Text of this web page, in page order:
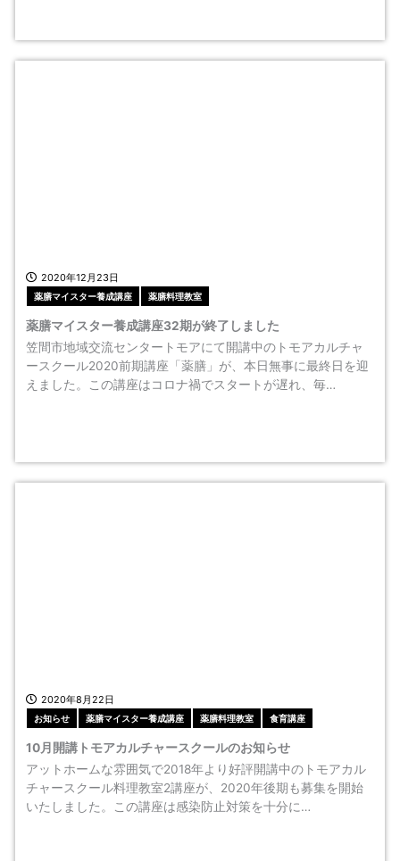
2020年12月23日
薬膳マイスター養成講座 薬膳料理教室
薬膳マイスター養成講座32期が終了しました
笠間市地域交流センタートモアにて開講中のトモアカルチャ
ースクール2020前期講座「薬膳」が、本日無事に最終日を迎
えました。この講座はコロナ禍でスタートが遅れ、毎…
2020年8月22日
お知らせ 薬膳マイスター養成講座 薬膳料理教室 食育講座
10月開講トモアカルチャースクールのお知らせ
アットホームな雰囲気で2018年より好評開講中のトモアカル
チャースクール料理教室2講座が、2020年後期も募集を開始
いたしました。この講座は感染防止対策を十分に…